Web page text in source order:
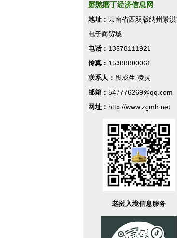
磨憨磨丁经济信息网
地址： 云南省西双版纳州景
电子商贸城
电话： 13578111921
传真： 15388800061
联系人： 段成生 凌灵
邮箱： 547776269@qq.com
网址： http://www.zgmh.net
老挝入境信息服务